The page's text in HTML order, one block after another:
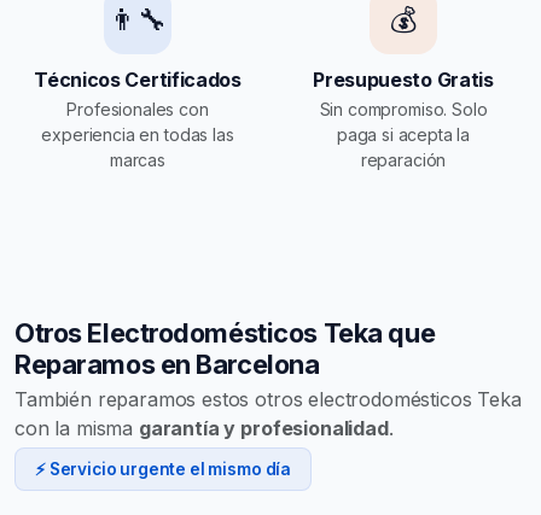
👨‍🔧
Técnicos Certificados
Profesionales con
experiencia en todas las
marcas
💰
Presupuesto Gratis
Sin compromiso. Solo
paga si acepta la
reparación
Otros Electrodomésticos Teka que
Reparamos en Barcelona
También reparamos estos otros electrodomésticos Teka
con la misma garantía y profesionalidad.
⚡ Servicio urgente el mismo día